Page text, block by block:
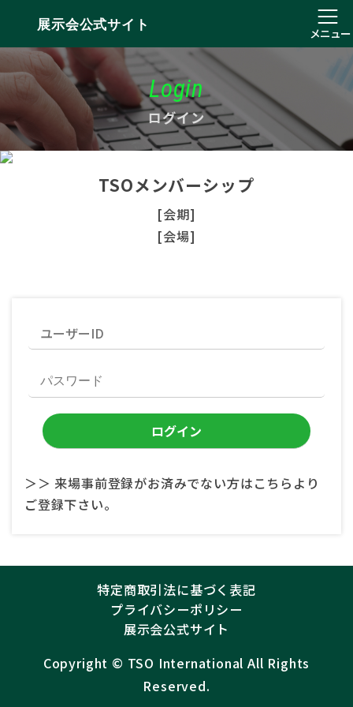
展示会公式サイト
メニュー
Login
ログイン
TSOメンバーシップ
[会期]
[会場]
＞＞ 来場事前登録がお済みでない方はこちらより
ご登録下さい。
特定商取引法に基づく表記
プライバシーポリシー
展示会公式サイト
Copyright ©︎ TSO International All Rights
Reserved.